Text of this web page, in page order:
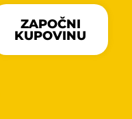
ZAPOČNI
KUPOVINU